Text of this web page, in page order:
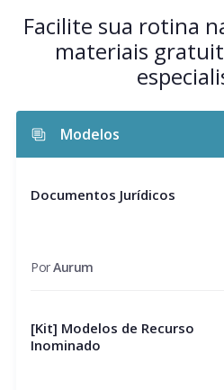
Facilite sua rotina
materiais
Modelos
Documentos Jurídicos
PorAurum
[Kit] Modelos de Recurso
Inominado